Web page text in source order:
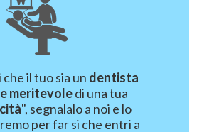
il tuo sia un dentista
meritevoledi una tua
", segnalalo a noi e lo
per far si che entri a